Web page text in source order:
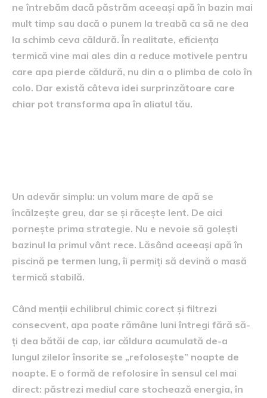
ne întrebăm dacă păstrăm aceeași apă în bazin mai
mult timp sau dacă o punem la treabă ca să ne dea
la schimb ceva căldură. În realitate, eficiența
termică vine mai ales din a reduce motivele pentru
care apa pierde căldură, nu din a o plimba de colo în
colo. Dar există câteva idei surprinzătoare care
chiar pot transforma apa în aliatul tău.
Un adevăr simplu: un volum mare de apă se
încălzește greu, dar se și răcește lent. De aici
pornește prima strategie. Nu e nevoie să golești
bazinul la primul vânt rece. Lăsând aceeași apă în
piscină pe termen lung, îi permiți să devină o masă
termică stabilă.
Când menții echilibrul chimic corect și filtrezi
consecvent, apa poate rămâne luni întregi fără să-
ți dea bătăi de cap, iar căldura acumulată de-a
lungul zilelor însorite se „refolosește” noapte de
noapte. E o formă de refolosire în sensul cel mai
direct: păstrezi mediul care stochează energia, în